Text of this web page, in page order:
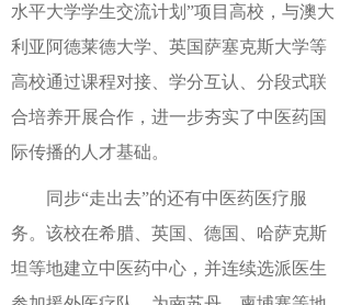
水平大学学生交流计划”项目高校，与澳大
利亚阿德莱德大学、英国萨塞克斯大学等
高校通过课程对接、学分互认、分段式联
合培养开展合作，进一步夯实了中医药国
际传播的人才基础。
同步“走出去”的还有中医药医疗服
务。该校在希腊、英国、德国、哈萨克斯
坦等地建立中医药中心，并连续选派医生